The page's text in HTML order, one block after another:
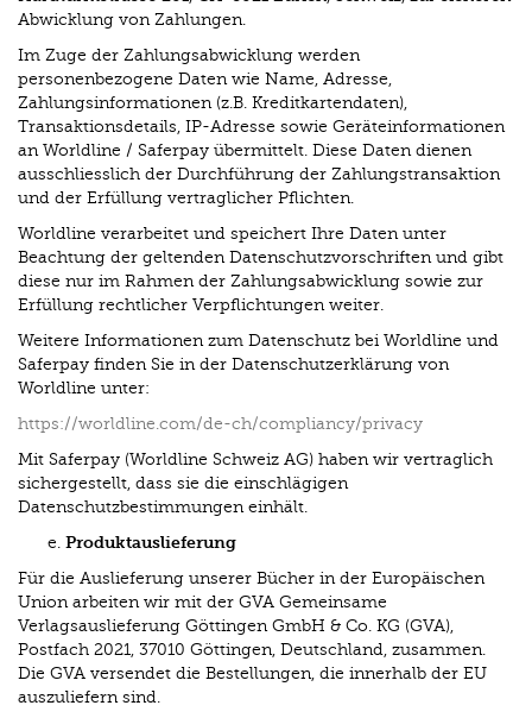
Abwicklung von Zahlungen.
Im Zuge der Zahlungsabwicklung werden
personenbezogene Daten wie Name, Adresse,
Zahlungsinformationen (z.B. Kreditkartendaten),
Transaktionsdetails, IP-Adresse sowie Geräteinformationen
an Worldline / Saferpay übermittelt. Diese Daten dienen
ausschliesslich der Durchführung der Zahlungstransaktion
und der Erfüllung vertraglicher Pflichten.
Worldline verarbeitet und speichert Ihre Daten unter
Beachtung der geltenden Datenschutzvorschriften und gibt
diese nur im Rahmen der Zahlungsabwicklung sowie zur
Erfüllung rechtlicher Verpflichtungen weiter.
Weitere Informationen zum Datenschutz bei Worldline und
Saferpay finden Sie in der Datenschutzerklärung von
Worldline unter:
https://worldline.com/de-ch/compliancy/privacy
Mit Saferpay (Worldline Schweiz AG) haben wir vertraglich
sichergestellt, dass sie die einschlägigen
Datenschutzbestimmungen einhält.
Produktauslieferung
Für die Auslieferung unserer Bücher in der Europäischen
Union arbeiten wir mit der GVA Gemeinsame
Verlagsauslieferung Göttingen GmbH & Co. KG (GVA),
Postfach 2021, 37010 Göttingen, Deutschland, zusammen.
Die GVA versendet die Bestellungen, die innerhalb der EU
auszuliefern sind.